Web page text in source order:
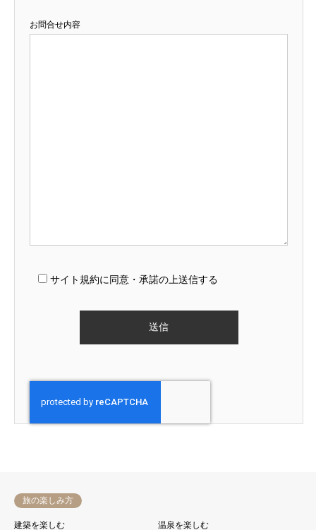
お問合せ内容
サイト規約に同意・承諾の上送信する
旅の楽しみ方
建築を楽しむ
温泉を楽しむ